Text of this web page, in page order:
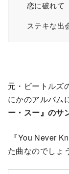
恋に破れて
ステキな
元・ビートルズ
にかのアルバム
ー・スー』のサ
『You Never
た曲なのでしょ